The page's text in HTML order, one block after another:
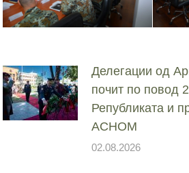
Делегации од
почит по повод
Републиката и
АСНОМ
02.08.2026